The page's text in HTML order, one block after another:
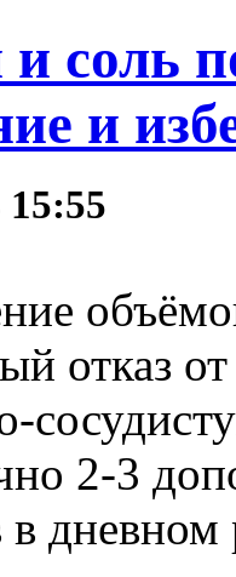
соль
и
15:55
отказ
2-3
в